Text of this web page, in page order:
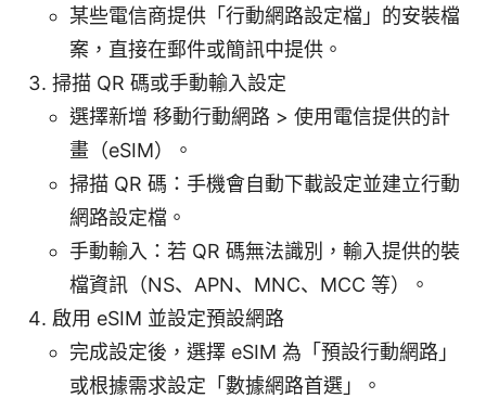
某些電信商提供「行動網路設定檔」的安裝檔
案，直接在郵件或簡訊中提供。
掃描 QR 碼或手動輸入設定
選擇新增 移動行動網路 > 使用電信提供的計
畫（eSIM）。
掃描 QR 碼：手機會自動下載設定並建立行動
網路設定檔。
手動輸入：若 QR 碼無法識別，輸入提供的裝
檔資訊（NS、APN、MNC、MCC 等）。
啟用 eSIM 並設定預設網路
完成設定後，選擇 eSIM 為「預設行動網路」
或根據需求設定「數據網路首選」。